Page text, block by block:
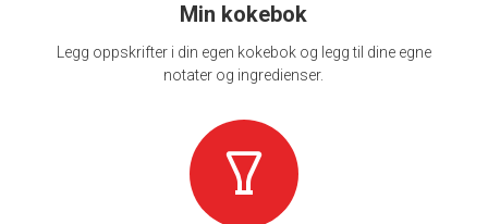
Min kokebok
Legg oppskrifter i din egen kokebok og legg til dine egne
notater og ingredienser.